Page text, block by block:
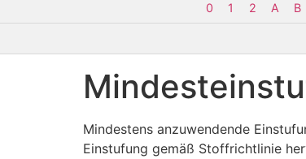
0 1 2 A B
Mindestens anzuwendende
Einstufung gemäß Stoffrichtlinie